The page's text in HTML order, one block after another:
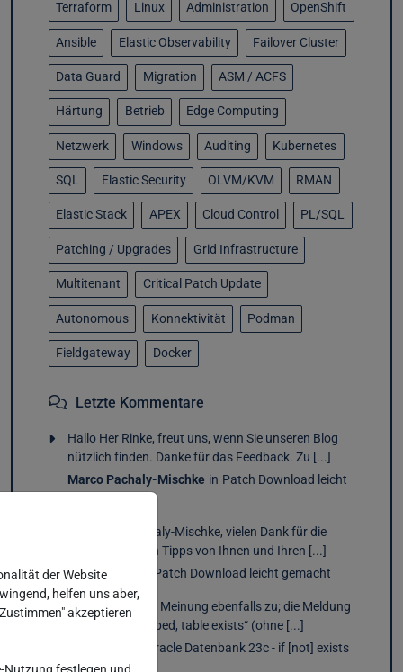
Terraform Linux Administration OpenShift
Ansible Elastic Observability Failover Cluster
Data Guard Migration ASM / ACFS
Härtung Betrieb Edge Computing
Netzwerk Windows Auditing Kubernetes
SQL Elastic Security OLVM/KVM RMAN
Elastic Stack APEX Cloud Control PL/SQL
Patching / Upgrades Grid Infrastructure
Multitenant Critical Patch Update
Autonomous Konnektivität Podman
Fieldgateway Docker
Letzte Kommentare
Hallo Her Rinke, freut uns, wenn Sie unseren Blog
nützlich finden. Danke für das Feedback. Zu [...]
Marco Pachaly-Mischke in Patch Download leicht
Hallo Herr Pachaly-Mischke, vielen Dank für die
vielen nützlichen Tipps von Ihnen und Ihren [...]
Bernd Rinke
Patch Download leicht gemacht
Ich stimme Ihrer Meinung ebenfalls zu; die Meldung
„statement skipped, table exists“ (ohne [...]
Oracle Datenbank 23c - if [not] exists
DDL Syntax
der Website
helfen uns aber,
akzeptieren